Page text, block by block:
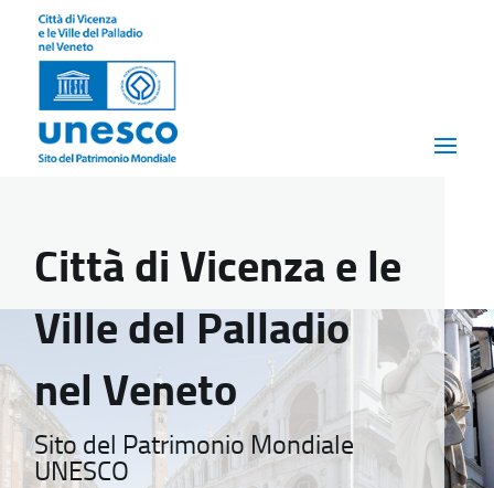
Città di Vicenza e le
Ville del Palladio
nel Veneto
Sito del Patrimonio Mondiale
UNESCO